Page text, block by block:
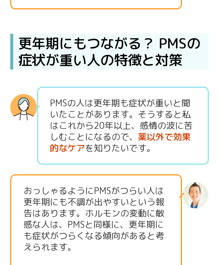
更年期にもつながる？ PMSの
症状が重い人の特徴と対策
PMSの人は更年期も症状が重いと聞
いたことがあります。そうすると私
はこれから20年以上、感情の波に苦
しむことになるので、 薬以外で効果
的なケアを知りたいです。
おっしゃるようにPMSがつらい人は
更年期にも不調が出やすいという報
告はあります。ホルモンの変動に敏
感な人は、PMSと同様に、更年期に
も症状がつらくなる傾向があると考
えられます。